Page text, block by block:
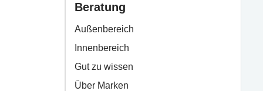
Beratung
Außenbereich
Innenbereich
Gut zu wissen
Über Marken